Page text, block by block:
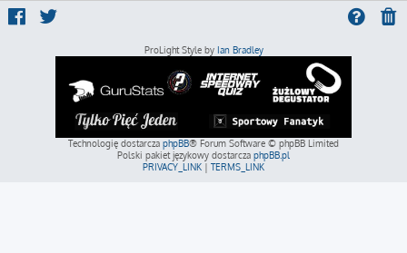
ProLight Style by Ian Bradley
Technologię dostarcza phpBB® Forum Software © phpBB Limited
Polski pakiet językowy dostarcza phpBB.pl
PRIVACY_LINK | TERMS_LINK